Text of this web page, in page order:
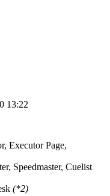
13:22
Executor Page,
Speedmaster, Cuelist
(*2)